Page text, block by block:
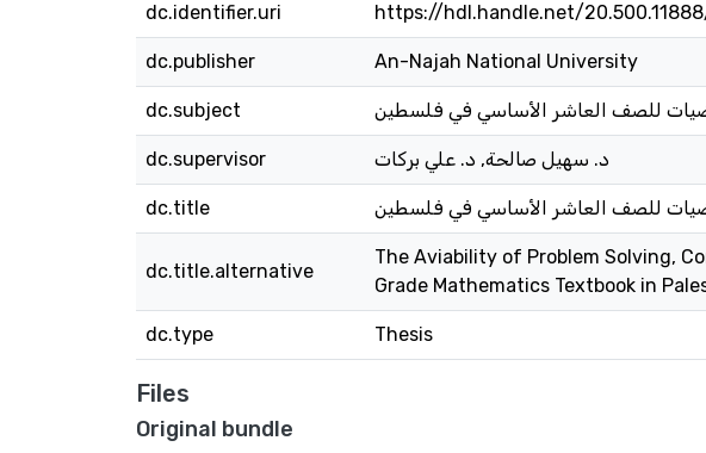
dc.identifier.uri https://hdl.handle.net/
dc.publisher An-Najah National University
dc.subject للصف العاشر الأساسي في فلسطين
dc.supervisor د. سهيل صالحة, د. علي بركات
dc.title للصف العاشر الأساسي في فلسطين
dc.title.alternative
The Aviability of Problem Solving,
Grade Mathematics Textbook in
dc.type Thesis
Files
Original bundle